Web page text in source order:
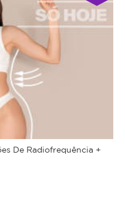
De Radiofrequência +